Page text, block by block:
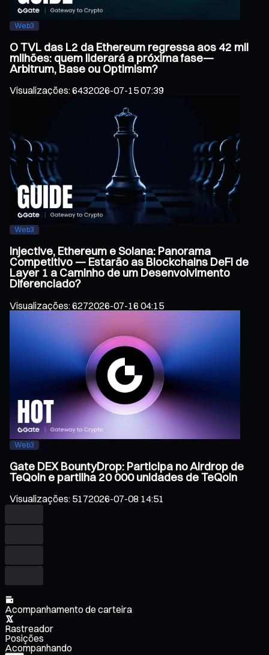
Web3
O TVL das L2 da Ethereum regressa aos 42 mil
milhões: quem liderará a próxima fase—
Arbitrum, Base ou Optimism?
Visualizações:6432026-07-15 07:39
Web3
Injective, Ethereum e Solana: Panorama
Competitivo — Estarão as Blockchains DeFi de
Layer 1 a Caminho de um Desenvolvimento
Diferenciado?
Visualizações:6272026-07-16 04:15
Web3
Gate DEX BountyDrop: Participa no Airdrop de
TeQoin e partilha 20 000 unidades de TeQoin
Visualizações: 5172026-07-08 14:51
Acompanhamento de carteira
Rastreador
Posições
Acompanhando